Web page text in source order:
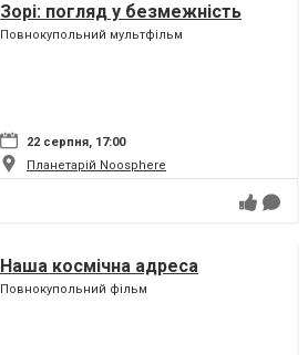
Зорі: погляд у безмежність
Повнокупольний мультфільм
22 серпня, 17:00
Планетарій Noosphere
Наша космічна адреса
Повнокупольний фільм